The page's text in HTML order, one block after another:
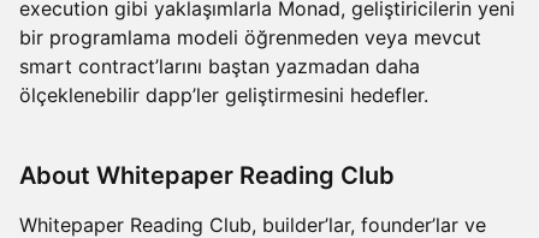
execution gibi yaklaşımlarla Monad, geliştiricilerin yeni
bir programlama modeli öğrenmeden veya mevcut
smart contract’larını baştan yazmadan daha
ölçeklenebilir dapp’ler geliştirmesini hedefler.
About Whitepaper Reading Club
Whitepaper Reading Club, builder’lar, founder’lar ve